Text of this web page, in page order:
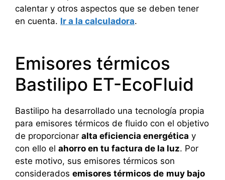
calentar y otros aspectos que se deben tener
en cuenta. Ir a la calculadora.
Emisores térmicos
Bastilipo ET-EcoFluid
Bastilipo ha desarrollado una tecnología propia
para emisores térmicos de fluido con el objetivo
de proporcionar alta eficiencia energética y
con ello el ahorro en tu factura de la luz. Por
este motivo, sus emisores térmicos son
considerados emisores térmicos de muy bajo